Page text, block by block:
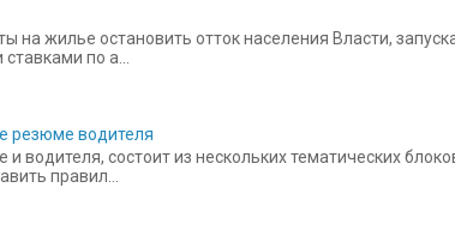
на жилье остановить отток населения Власти,
по а...
резюме водителя
водителя, состоит из нескольких тематических
правил...